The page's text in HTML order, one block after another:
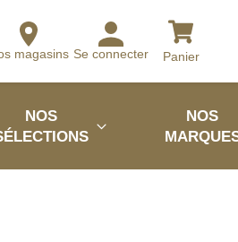
magasins Se connecter Panier
NOS
NOS